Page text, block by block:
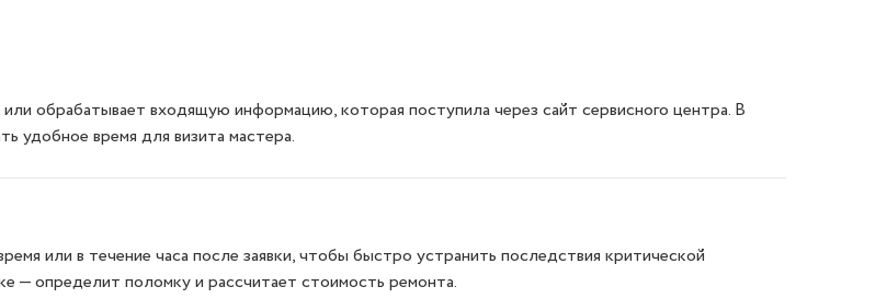
обрабатывает входящую информацию, которая поступила через сайт сервисного центра. В
удобное время для визита мастера.
или в течение часа после заявки, чтобы быстро устранить последствия критической
— определит поломку и рассчитает стоимость ремонта.